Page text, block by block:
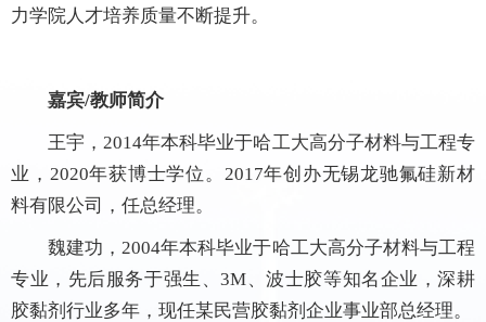
力学院人才培养质量不断提升。
嘉宾/教师简介
王宇， 2014年本科毕业于哈工大高分子材料与工程专
业， 2020年获博士学位。 2017年创办无锡龙驰氟硅新材
料有限公司，任总经理。
魏建功， 2004年本科毕业于哈工大高分子材料与工程
专业，先后服务于强生、3M、波士胶等知名企业，深耕
胶黏剂行业多年，现任某民营胶黏剂企业事业部总经理。